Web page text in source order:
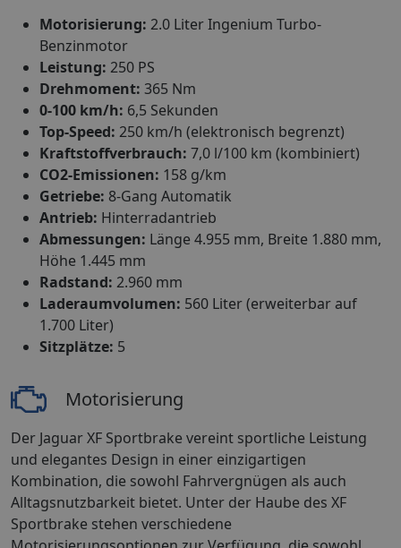
Motorisierung: 2.0 Liter Ingenium Turbo-
Benzinmotor
Leistung: 250 PS
Drehmoment: 365 Nm
0-100 km/h: 6,5 Sekunden
Top-Speed: 250 km/h (elektronisch begrenzt)
Kraftstoffverbrauch: 7,0 l/100 km (kombiniert)
CO2-Emissionen: 158 g/km
Getriebe: 8-Gang Automatik
Antrieb: Hinterradantrieb
Abmessungen: Länge 4.955 mm, Breite 1.880 mm,
Höhe 1.445 mm
Radstand: 2.960 mm
Laderaumvolumen: 560 Liter (erweiterbar auf
1.700 Liter)
Sitzplätze: 5
Motorisierung
Der Jaguar XF Sportbrake vereint sportliche Leistung
und elegantes Design in einer einzigartigen
Kombination, die sowohl Fahrvergnügen als auch
Alltagsnutzbarkeit bietet. Unter der Haube des XF
Sportbrake stehen verschiedene